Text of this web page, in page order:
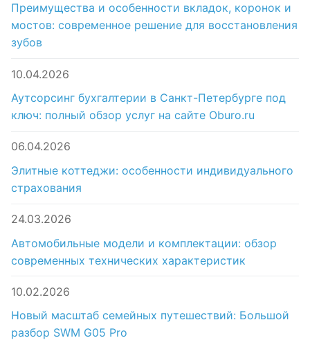
Преимущества и особенности вкладок, коронок и
мостов: современное решение для восстановления
зубов
10.04.2026
Аутсорсинг бухгалтерии в Санкт-Петербурге под
ключ: полный обзор услуг на сайте Oburo.ru
06.04.2026
Элитные коттеджи: особенности индивидуального
страхования
24.03.2026
Автомобильные модели и комплектации: обзор
современных технических характеристик
10.02.2026
Новый масштаб семейных путешествий: Большой
разбор SWM G05 Pro